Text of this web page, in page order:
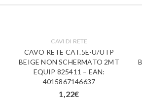
CAVI DI RETE
CAVO RETE CAT.5E-U/UTP
BEIGE NON SCHERMATO 2MT
EQUIP 825411 – EAN:
4015867146637
1,22€